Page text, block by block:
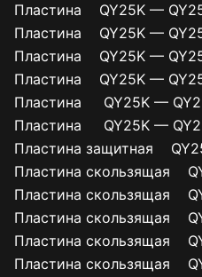
Пластина QY25K —
Пластина QY25K —
Пластина QY25K —
Пластина QY25K —
Пластина QY25K —
Пластина QY25K —
Пластина защитная
Пластина скользящая
Пластина скользящая
Пластина скользящая
Пластина скользящая
Пластина скользящая